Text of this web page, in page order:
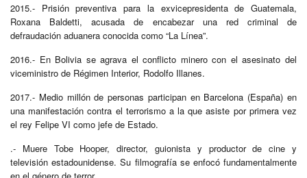
2015.- Prisión preventiva para la exvicepresidenta de Guatemala,
Roxana Baldetti, acusada de encabezar una red criminal de
defraudación aduanera conocida como “La Línea”.
2016.- En Bolivia se agrava el conflicto minero con el asesinato del
viceministro de Régimen Interior, Rodolfo Illanes.
2017.- Medio millón de personas participan en Barcelona (España) en
una manifestación contra el terrorismo a la que asiste por primera vez
el rey Felipe VI como jefe de Estado.
.- Muere Tobe Hooper, director, guionista y productor de cine y
televisión estadounidense. Su filmografía se enfocó fundamentalmente